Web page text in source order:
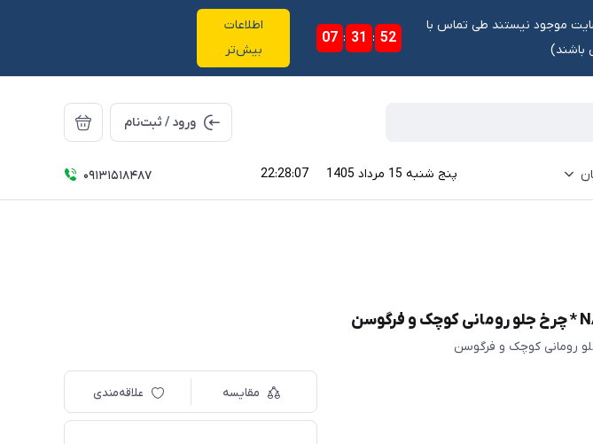
که در سایت موجود نیستند طی تماس با
07 : 31 : 52
اطلاعات
بیش‌تر
ورود / ثبت‌نام
پنج شنبه 15 مرداد 1405 22:28:07
09131518487
مقایسه علاقه‌مندی